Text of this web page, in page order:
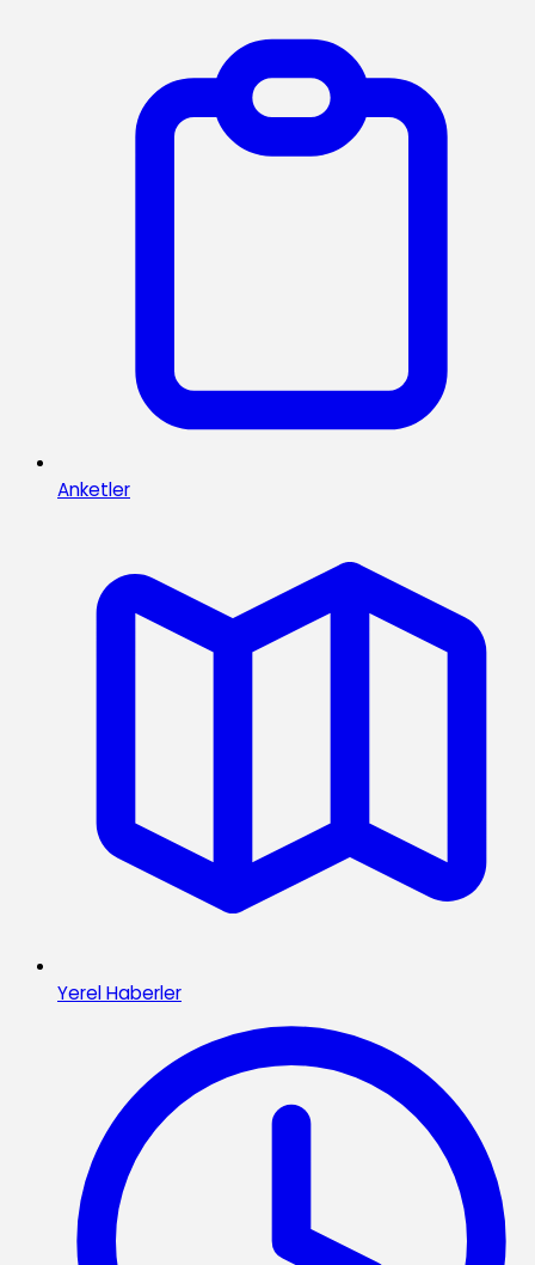
Anketler
Yerel Haberler